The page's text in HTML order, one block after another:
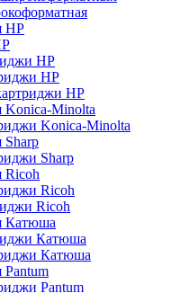
HP
HP
HP
HP
Konica-Minolta
Konica-Minolta
Sharp
Sharp
Ricoh
Ricoh
Ricoh
Катюша
Катюша
Катюша
Pantum